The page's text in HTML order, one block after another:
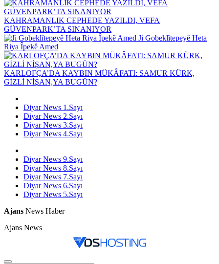
KAHRAMANLIK CEPHEDE YAZILDI, VEFA
GÜVENPARK’TA SINANIYOR
Ji Gobeklîtepeyê Heta
Riya Îpekê Amed
KARLOFÇA’DA KAYBIN MÜKÂFATI: SAMUR KÜRK,
GİZLİ NİŞAN,YA BUGÜN?
Diyar News 1.Sayı
Diyar News 2.Sayı
Diyar News 3.Sayı
Diyar News 4.Sayı
Diyar News 9.Sayı
Diyar News 8.Sayı
Diyar News 7.Sayı
Diyar News 6.Sayı
Diyar News 5.Sayı
Ajans News Haber
Ajans News